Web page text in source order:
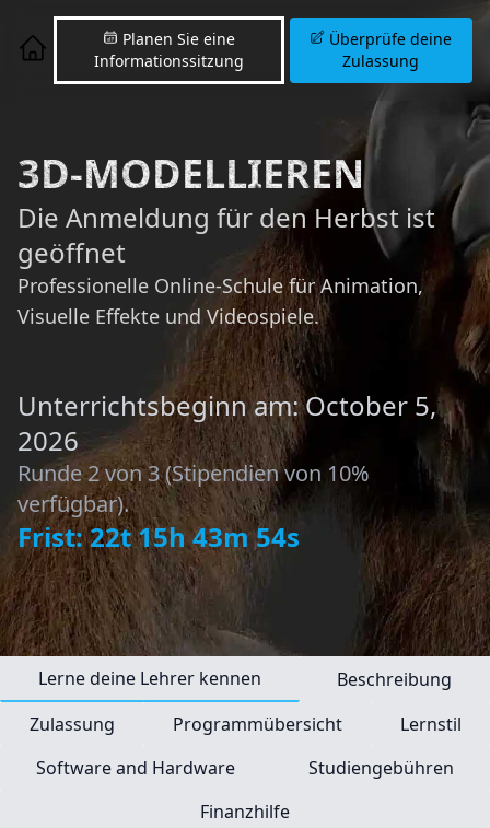
Planen Sie eine
Informationssitzung
Überprüfe deine
Zulassung
3D-MODELLIEREN
Die Anmeldung für den Herbst ist
geöffnet
Professionelle Online-Schule für Animation,
Visuelle Effekte und Videospiele.
Unterrichtsbeginn am: October 5,
2026
Runde 2 von 3 (Stipendien von 10%
verfügbar).
Frist: 22t 15h 43m 53s
Lerne deine Lehrer kennen
Beschreibung
Zulassung
Programmübersicht
Lernstil
Software and Hardware
Studiengebühren
Finanzhilfe